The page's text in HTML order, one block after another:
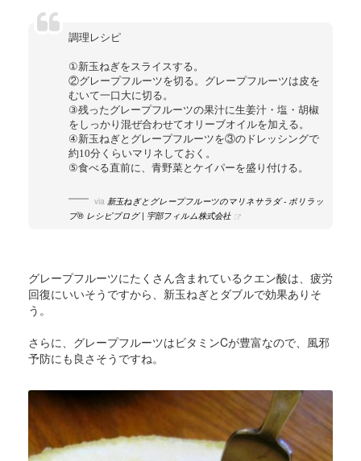
調理レシピ
①新玉ねぎをスライスする。
②グレープフルーツを切る。グレープフルーツは皮を
むいて一口大に切る。
③残ったグレープフルーツの果汁に生姜汁・塩・胡椒
をしっかり混ぜ合わせてオリーブオイルを加える。
④新玉ねぎとグレープフルーツを③のドレッシングで
約10分くらいマリネしておく。
⑤食べる直前に、青野菜とケイパーを盛り付ける。
via 新玉ねぎとグレープフルーツのマリネサラダ - ポリラッ
プ® レシピブログ | 宇部フィルム株式会社
グレープフルーツにたくさん含まれているクエン酸は、疲労
回復にいいそうですから、新玉ねぎとダブルで効果ありそ
う。
さらに、グレープフルーツはビタミンCが豊富なので、風邪
予防にも良さそうですね。